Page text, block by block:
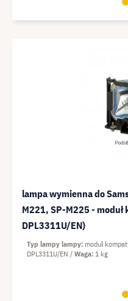
lampa wymienna do
M221, SP-M225 -
DPL3311U/EN)
Typ lampy lampy moduł
DPL3311U/EN
Waga 1 kg